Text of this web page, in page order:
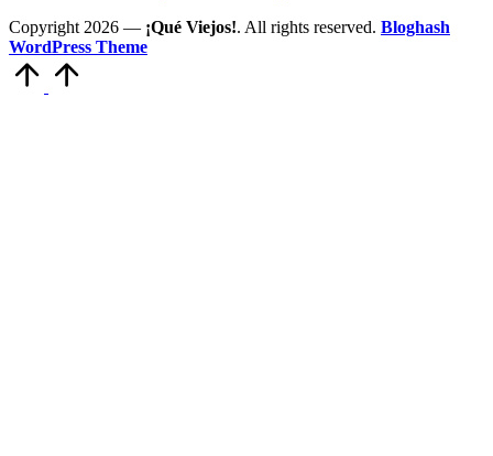
Copyright 2026 — ¡Qué Viejos!. All rights reserved. Bloghash
WordPress Theme